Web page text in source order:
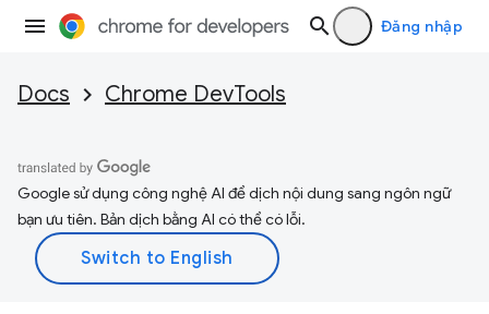
Đăng nhập
Docs Chrome DevTools
Google sử dụng công nghệ AI để dịch nội dung sang ngôn ngữ
bạn ưu tiên. Bản dịch bằng AI có thể có lỗi.